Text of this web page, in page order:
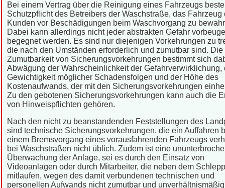
Bei einem Vertrag über die Reinigung eines Fahrzeugs
Schutzpflicht des Betreibers der Waschstraße, das Fahrzeug
Kunden vor Beschädigungen beim Waschvorgang zu
Dabei kann allerdings nicht jeder abstrakten Gefahr
begegnet werden. Es sind nur diejenigen Vorkehrungen zu
die nach den Umständen erforderlich und zumutbar sind. Die
Zumutbarkeit von Sicherungsvorkehrungen bestimmt sich
Abwägung der Wahrscheinlichkeit der Gefahrverwirklichung,
Gewichtigkeit möglicher Schadensfolgen und der Höhe des
Kostenaufwands, der mit den Sicherungsvorkehrungen
Zu den gebotenen Sicherungsvorkehrungen kann auch die
von Hinweispflichten gehören.
Nach den nicht zu beanstandenden Feststellungen des
sind technische Sicherungsvorkehrungen, die ein Auffahren
einem Bremsvorgang eines vorausfahrenden Fahrzeugs
bei Waschstraßen nicht üblich. Zudem ist eine
Überwachung der Anlage, sei es durch den Einsatz von
Videoanlagen oder durch Mitarbeiter, die neben dem
mitlaufen, wegen des damit verbundenen technischen und
personellen Aufwands nicht zumutbar und